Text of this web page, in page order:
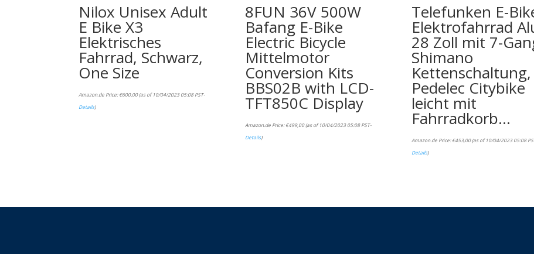
Nilox Unisex Adult
E Bike X3
Elektrisches
Fahrrad, Schwarz,
One Size
Amazon.de Price:€600,00(as of 10/04/2023 05:08 PST-
Details)
8FUN 36V 500W
Bafang E-Bike
Electric Bicycle
Mittelmotor
Conversion Kits
BBS02B with LCD-
TFT850C Display
Amazon.de Price:€499,00(as of 10/04/2023 05:08 PST-
Details)
Telefunken E-
Elektrofahrrad
28 Zoll mit 7-
Shimano
Kettenschaltung,
Pedelec Citybike
leicht mit
Fahrradkorb…
Amazon.de Price:€453,00(as of 10/04/2023 05:08
Details)